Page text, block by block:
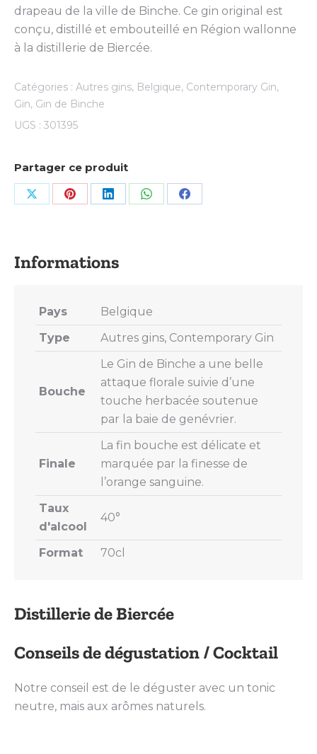
drapeau de la ville de Binche. Ce gin original est
conçu, distillé et embouteillé en Région wallonne
à la distillerie de Biercée.
Catégories : Autres gins, Belgique, Contemporary Gin,
Gin, Gin de Binche
UGS : 301395
Partager ce produit
Share Share Share Share Share
Distillerie de Biercée
Conseils de dégustation / Cocktail
Notre conseil est de le déguster avec un tonic
neutre, mais aux arômes naturels.
Pays
Belgique
Type
Autres gins, Contemporary Gin
Bouche
Le Gin de Binche a une belle
attaque florale suivie d’une
touche herbacée soutenue
par la baie de genévrier.
Finale
La fin bouche est délicate et
marquée par la finesse de
l’orange sanguine.
Taux
d'alcool
40°
Format 70cl